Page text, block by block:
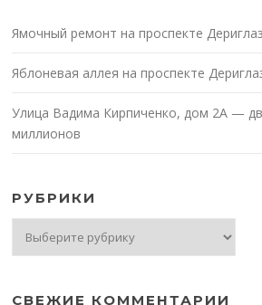
Ямочный ремонт на проспекте
Яблоневая аллея на проспекте
Улица Вадима Кирпиченко, дом 2А —
миллионов
РУБРИКИ
СВЕЖИЕ КОММЕНТАРИИ